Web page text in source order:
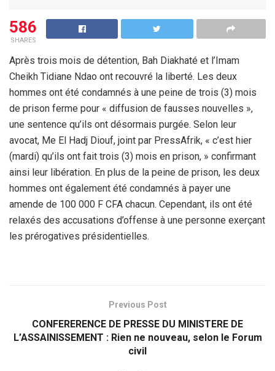
586
SHARES
Après trois mois de détention, Bah Diakhaté et l’Imam
Cheikh Tidiane Ndao ont recouvré la liberté. Les deux
hommes ont été condamnés à une peine de trois (3) mois
de prison ferme pour « diffusion de fausses nouvelles »,
une sentence qu’ils ont désormais purgée. Selon leur
avocat, Me El Hadj Diouf, joint par PressAfrik, « c’est hier
(mardi) qu’ils ont fait trois (3) mois en prison, » confirmant
ainsi leur libération. En plus de la peine de prison, les deux
hommes ont également été condamnés à payer une
amende de 100 000 F CFA chacun. Cependant, ils ont été
relaxés des accusations d’offense à une personne exerçant
les prérogatives présidentielles.
Previous Post
CONFERERENCE DE PRESSE DU MINISTERE DE
L’ASSAINISSEMENT : Rien ne nouveau, selon le Forum
civil